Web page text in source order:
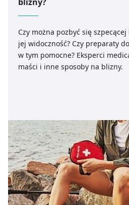
Czy można pozbyć się
jej widoczność? Czy preparaty
w tym pomocne? Eksperci
maści i inne sposoby na blizny.